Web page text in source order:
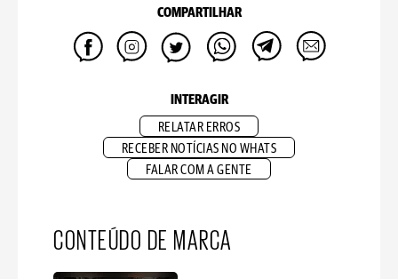
COMPARTILHAR
INTERAGIR
RELATAR ERROS
RECEBER NOTÍCIAS NO WHATS
FALAR COM A GENTE
CONTEÚDO DE MARCA